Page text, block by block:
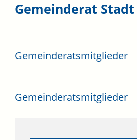
Gemeinderat Stadt
Gemeinderatsmitglieder
Gemeinderatsmitglieder